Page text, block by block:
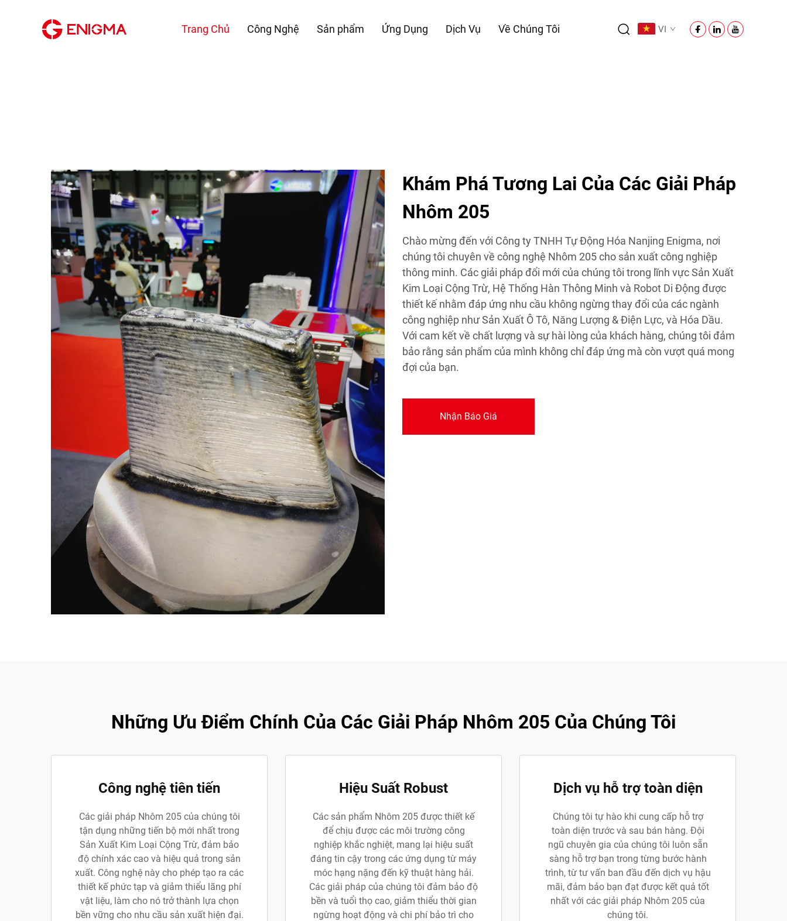
Trang Chủ Công Nghệ Sản phẩm Ứng Dụng Dịch Vụ Về Chúng Tôi VI
Khám Phá Tương Lai Của Các Giải Pháp
Nhôm 205
Chào mừng đến với Công ty TNHH Tự Động Hóa Nanjing Enigma, nơi
chúng tôi chuyên về công nghệ Nhôm 205 cho sản xuất công nghiệp
thông minh. Các giải pháp đổi mới của chúng tôi trong lĩnh vực Sản Xuất
Kim Loại Cộng Trừ, Hệ Thống Hàn Thông Minh và Robot Di Động được
thiết kế nhằm đáp ứng nhu cầu không ngừng thay đổi của các ngành
công nghiệp như Sản Xuất Ô Tô, Năng Lượng & Điện Lực, và Hóa Dầu.
Với cam kết về chất lượng và sự hài lòng của khách hàng, chúng tôi đảm
bảo rằng sản phẩm của mình không chỉ đáp ứng mà còn vượt quá mong
đợi của bạn.
Nhận Báo Giá
Những Ưu Điểm Chính Của Các Giải Pháp Nhôm 205 Của Chúng Tôi
Công nghệ tiên tiến
Các giải pháp Nhôm 205 của chúng tôi
tận dụng những tiến bộ mới nhất trong
Sản Xuất Kim Loại Cộng Trừ, đảm bảo
độ chính xác cao và hiệu quả trong sản
xuất. Công nghệ này cho phép tạo ra các
thiết kế phức tạp và giảm thiểu lãng phí
vật liệu, làm cho nó trở thành lựa chọn
bền vững cho nhu cầu sản xuất hiện đại.
Hiệu Suất Robust
Các sản phẩm Nhôm 205 được thiết kế
để chịu được các môi trường công
nghiệp khắc nghiệt, mang lại hiệu suất
đáng tin cậy trong các ứng dụng từ máy
móc hạng nặng đến kỹ thuật hàng hải.
Các giải pháp của chúng tôi đảm bảo độ
bền và tuổi thọ cao, giảm thiểu thời gian
ngừng hoạt động và chi phí bảo trì cho
Dịch vụ hỗ trợ toàn diện
Chúng tôi tự hào khi cung cấp hỗ trợ
toàn diện trước và sau bán hàng. Đội
ngũ chuyên gia của chúng tôi luôn sẵn
sàng hỗ trợ bạn trong từng bước hành
trình, từ tư vấn ban đầu đến dịch vụ hậu
mãi, đảm bảo bạn đạt được kết quả tốt
nhất với các giải pháp Nhôm 205 của
chúng tôi.